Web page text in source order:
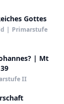
Gottes
| Primarstufe
| Mt
II